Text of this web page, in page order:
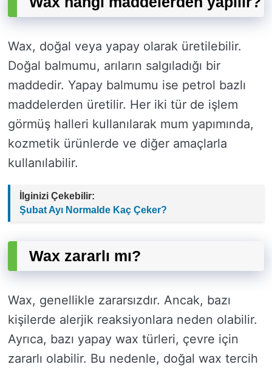
Wax, doğal veya yapay olarak üretilebilir.
Doğal balmumu, arıların salgıladığı bir
maddedir. Yapay balmumu ise petrol bazlı
maddelerden üretilir. Her iki tür de işlem
görmüş halleri kullanılarak mum yapımında,
kozmetik ürünlerde ve diğer amaçlarla
kullanılabilir.
İlginizi Çekebilir:
Şubat Ayı Normalde Kaç Çeker?
Wax zararlı mı?
Wax, genellikle zararsızdır. Ancak, bazı
kişilerde alerjik reaksiyonlara neden olabilir.
Ayrıca, bazı yapay wax türleri, çevre için
zararlı olabilir. Bu nedenle, doğal wax tercih